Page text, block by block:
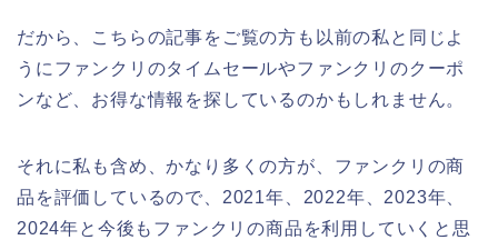
だから、こちらの記事をご覧の方も以前の私と同じよ
うにファンクリのタイムセールやファンクリのクーポ
ンなど、お得な情報を探しているのかもしれません。
それに私も含め、かなり多くの方が、ファンクリの商
品を評価しているので、2021年、2022年、2023年、
2024年と今後もファンクリの商品を利用していくと思